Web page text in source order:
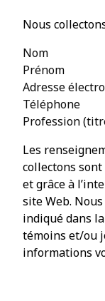
Nous
Nom
Prénom
Adresse
Téléphone
Profession
Les
collectons
et grâce à
site Web.
indiqué dans
témoins et/ou
informations